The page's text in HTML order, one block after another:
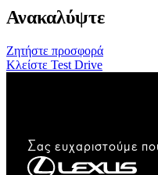
Ανακαλύψτε
Ζητήστε προσφορά
Κλείστε Test Drive
Σας ευχαριστούμε